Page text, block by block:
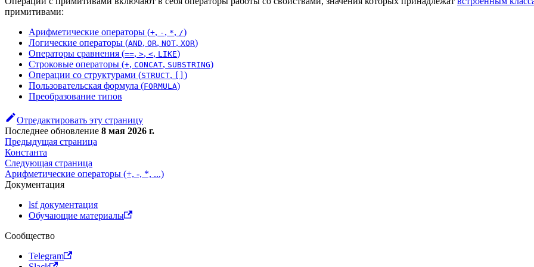
примитивами:
Арифметические операторы (+, - , *, /)
Логические операторы (AND, OR, NOT, XOR)
Операторы сравнения (==, >, <, LIKE)
Строковые операторы (+, CONCAT, SUBSTRING)
Операции со структурами (STRUCT,
)
Пользовательская формула (FORMULA)
Преобразование типов
Отредактировать эту страницу
Последнее обновление 8 мая 2026 г.
Предыдущая страница
Константа
Следующая страница
Арифметические операторы (+, -, *, ...)
Документация
lsf документация
Обучающие материалы
Сообщество
Telegram